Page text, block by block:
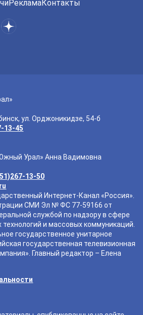
РекламаКонтакты
ул. Орджоникидзе, 54-б
13-45
Урал» Анна Вадимовна
13-50
Интернет-Канал «Россия».
СМИ Эл № ФС 77-59166 от
службой по надзору в сфере
и массовых коммуникаций.
государственное унитарное
государственная телевизионная
Главный редактор – Елена